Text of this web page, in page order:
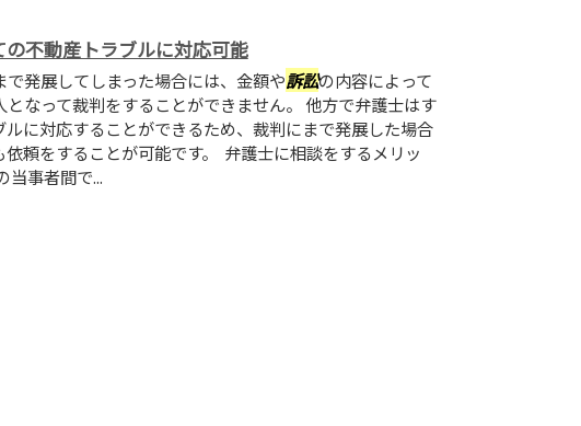
の不動産トラブルに対応可能
で発展してしまった場合には、金額や訴訟の内容によって
となって裁判をすることができません。 他方で弁護士はす
ルに対応することができるため、裁判にまで発展した場合
依頼をすることが可能です。 弁護士に相談をするメリッ
当事者間で...